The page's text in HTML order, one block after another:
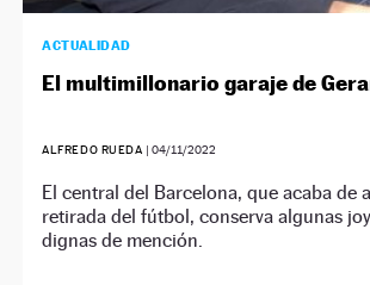
ACTUALIDAD
El multimillonario garaje de
ALFREDO RUEDA | 04/11/2022
El central del Barcelona, que acaba de
retirada del fútbol, conserva algunas
dignas de mención.